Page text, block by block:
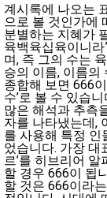
계시록에 나오는
으로 볼 것인가에
분별하는 지혜가
육백육십육이니라
며, 즉 그의 수는
승의 이름, 이름의
종합해 보면 666
수’로 볼 수 있습
많은 해석과 추측
자를 나타냈는데,
를 사용해 특정 인
었습니다. 가장 대
르’를 히브리어
할 경우 666이 됩
할 것은 666이라